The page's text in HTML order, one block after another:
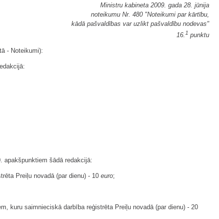
Ministru kabineta 2009. gada 28. jūnija
noteikumu Nr. 480 "Noteikumi par kārtību,
kādā pašvaldības var uzlikt pašvaldību nodevas"
16. 1 punktu
- Noteikumi):
apakšpunktiem šādā redakcijā:
Preiļu novadā (par dienu) - 10 euro;
kuru saimnieciskā darbība reģistrēta Preiļu novadā (par dienu) - 20